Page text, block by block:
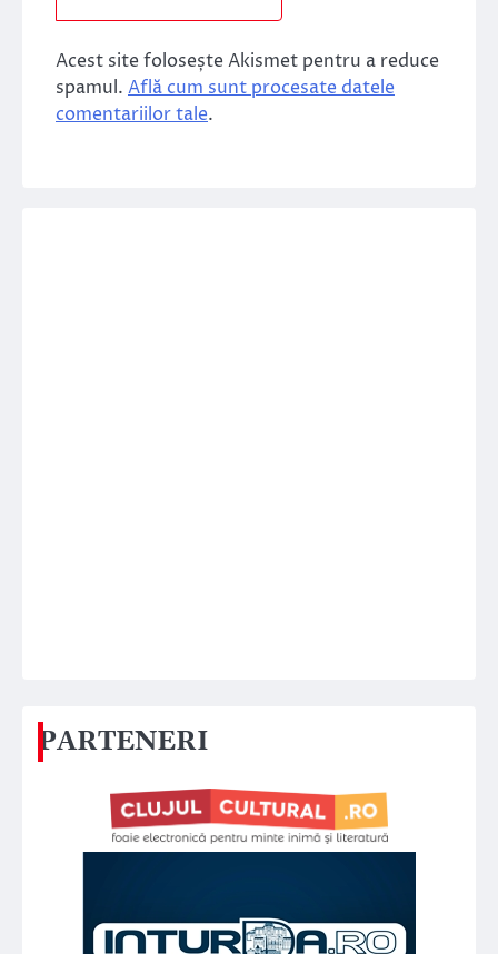
Acest site folosește Akismet pentru a reduce
spamul. Află cum sunt procesate datele
comentariilor tale.
PARTENERI